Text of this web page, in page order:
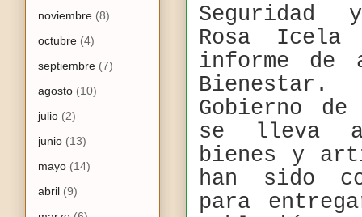
Seguridad
Rosa Icela
informe de
Gobierno
se lleva
bienes y
han sido
para
noviembre (8)
octubre (4)
septiembre (7)
agosto (10)
julio (2)
junio (13)
mayo (14)
abril (9)